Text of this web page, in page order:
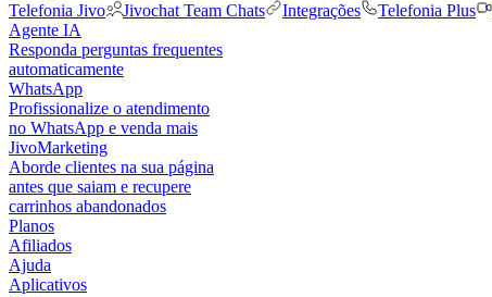
Telefonia Jivo
Jivochat Team Chats Integrações Telefonia Plus
Agente IA
Responda perguntas frequentes
automaticamente
WhatsApp
Profissionalize o atendimento
no WhatsApp e venda mais
JivoMarketing
Aborde clientes na sua página
antes que saiam e recupere
carrinhos abandonados
Planos
Afiliados
Ajuda
Aplicativos